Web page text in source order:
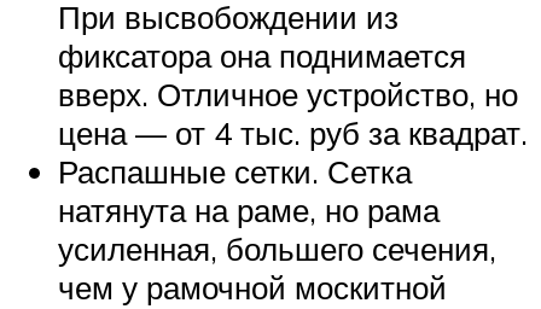
При высвобождении из
фиксатора она поднимается
вверх. Отличное устройство, но
цена — от 4 тыс. руб за квадрат.
Распашные сетки. Сетка
натянута на раме, но рама
усиленная, большего сечения,
чем у рамочной москитной